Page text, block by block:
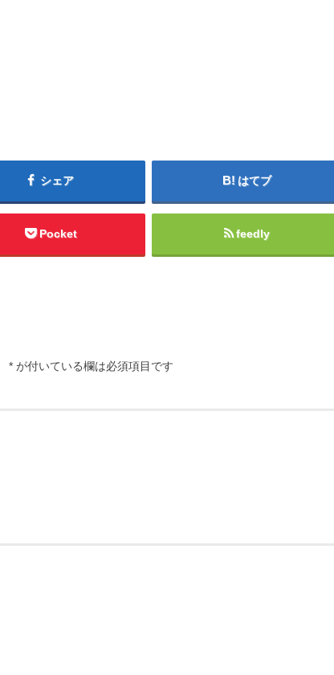
シェア はてブ
Pocket feedly
* が付いている欄は必須項目です